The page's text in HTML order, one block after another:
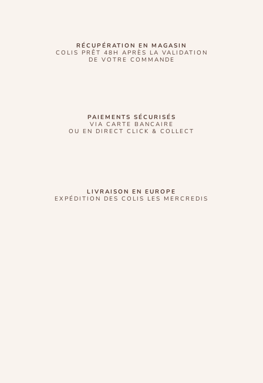
RÉCUPÉRATION EN MAGASIN
COLIS PRÊT 48H APRÈS LA VALIDATION
DE VOTRE COMMANDE
PAIEMENTS SÉCURISÉS
VIA CARTE BANCAIRE
OU EN DIRECT CLICK & COLLECT
LIVRAISON EN EUROPE
EXPÉDITION DES COLIS LES MERCREDIS